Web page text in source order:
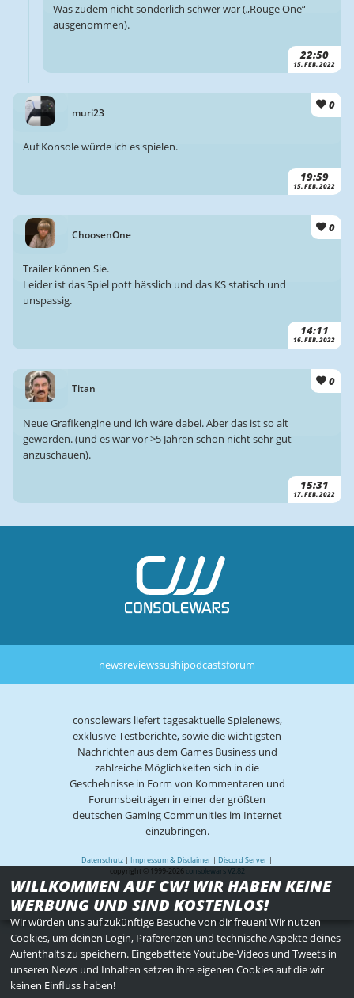
22:50
15. FEB. 2022
Was zudem nicht sonderlich schwer war („Rouge One“
ausgenommen).
muri23
0
19:59
15. FEB. 2022
Auf Konsole würde ich es spielen.
ChoosenOne
0
14:11
16. FEB. 2022
Trailer können Sie.
Leider ist das Spiel pott hässlich und das KS statisch und
unspassig.
Titan
0
15:31
17. FEB. 2022
Neue Grafikengine und ich wäre dabei. Aber das ist so alt
geworden. (und es war vor >5 Jahren schon nicht sehr gut
anzuschauen).
newsreviewssushipodcastsforum
consolewars liefert tagesaktuelle Spielenews,
exklusive Testberichte, sowie die wichtigsten
Nachrichten aus dem Games Business und
zahlreiche Möglichkeiten sich in die
Geschehnisse in Form von Kommentaren und
Forumsbeiträgen in einer der größten
deutschen Gaming Communities im Internet
einzubringen.
Datenschutz | Impressum & Disclaimer | Discord Server |
copyright © 1999-2026 consolewars V2.82
WILLKOMMEN AUF CW! WIR HABEN KEINE
WERBUNG UND SIND KOSTENLOS!
Wir würden uns auf zukünftige Besuche von dir freuen! Wir nutzen
Cookies, um deinen Login, Präferenzen und technische Aspekte deines
Aufenthalts zu speichern. Eingebettete Youtube-Videos und Tweets in
unseren News und Inhalten setzen ihre eigenen Cookies auf die wir
keinen Einfluss haben!